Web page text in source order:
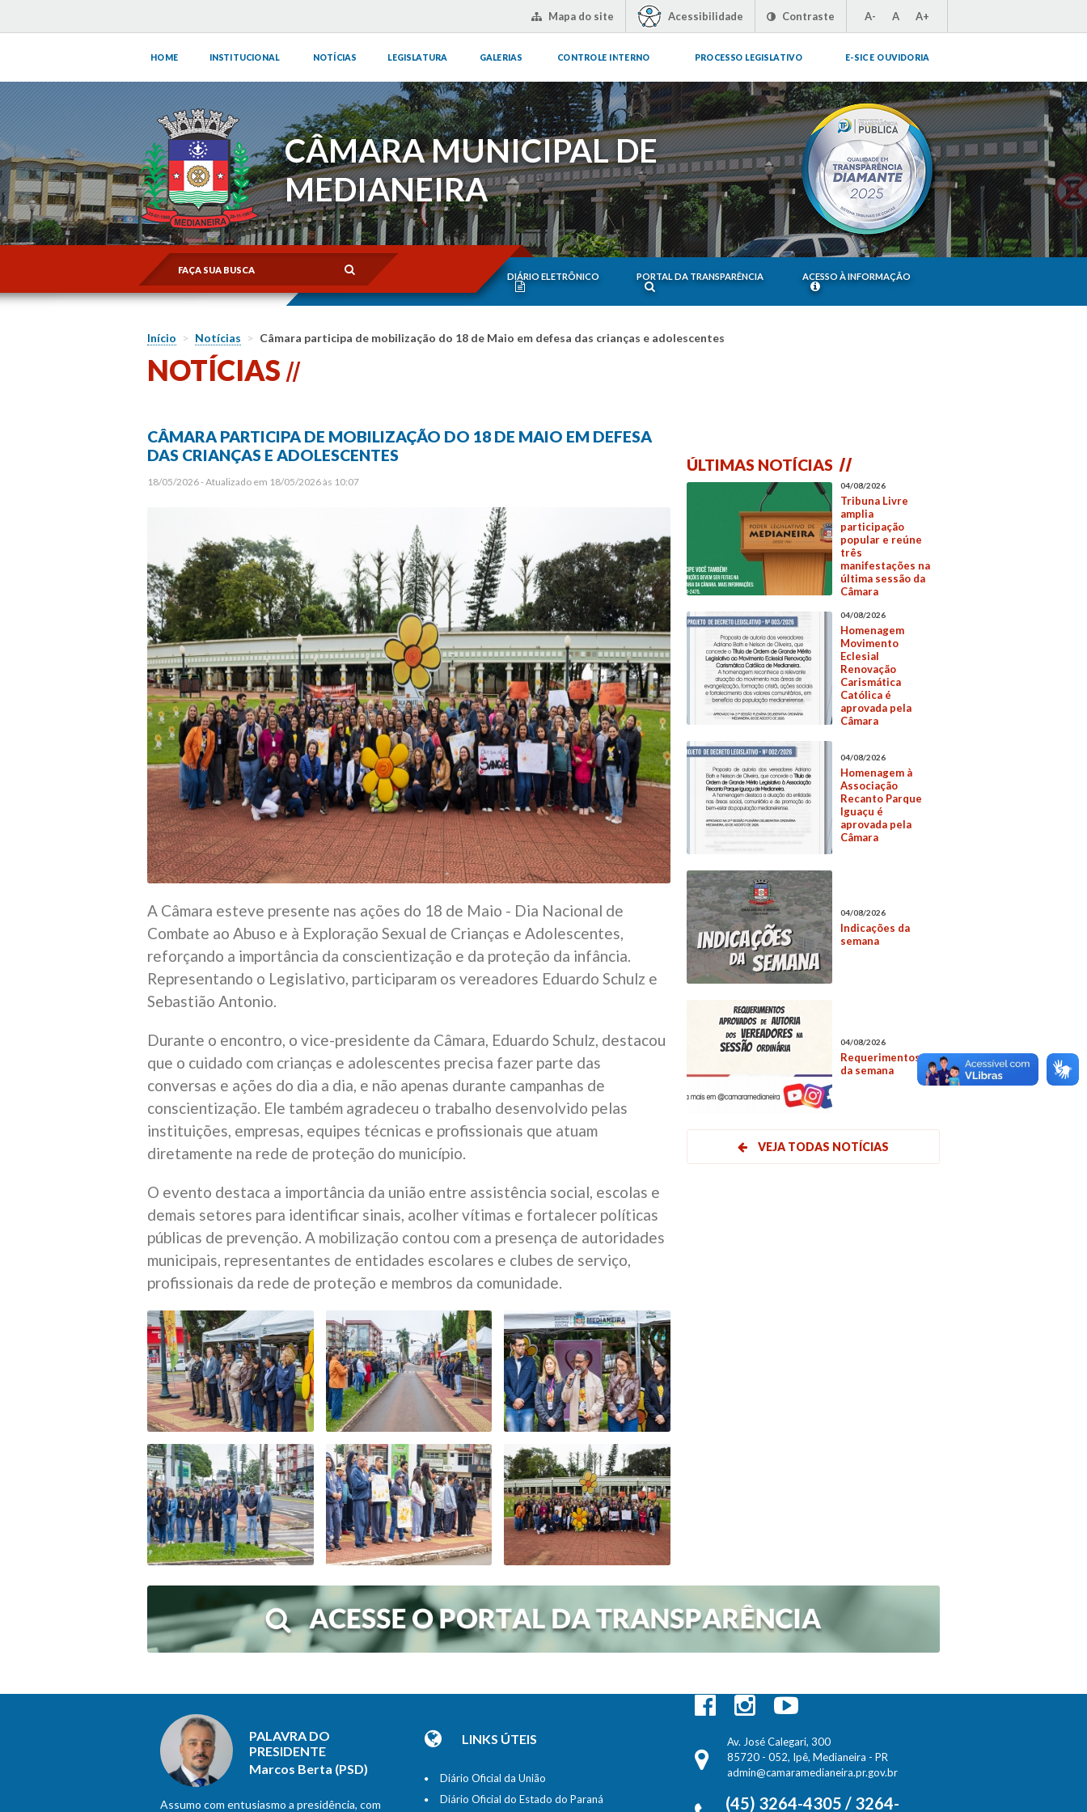
Mapa do site Acessibilidade Contraste A- A A+
HOME INSTITUCIONAL NOTÍCIAS LEGISLATURA GALERIAS CONTROLE INTERNO PROCESSO LEGISLATIVO E-SIC E OUVIDORIA
CÂMARA MUNICIPAL DE
MEDIANEIRA
DIÁRIO ELETRÔNICO PORTAL DA TRANSPARÊNCIA ACESSO À INFORMAÇÃO
Início > Notícias > Câmara participa de mobilização do 18 de Maio em defesa das crianças e adolescentes
NOTÍCIAS
CÂMARA PARTICIPA DE MOBILIZAÇÃO DO 18 DE MAIO EM DEFESA
DAS CRIANÇAS E ADOLESCENTES
18/05/2026 - Atualizado em 18/05/2026 às 10:07
A Câmara esteve presente nas ações do 18 de Maio - Dia Nacional de
Combate ao Abuso e à Exploração Sexual de Crianças e Adolescentes,
reforçando a importância da conscientização e da proteção da infância.
Representando o Legislativo, participaram os vereadores Eduardo Schulz e
Sebastião Antonio.
Durante o encontro, o vice-presidente da Câmara, Eduardo Schulz, destacou
que o cuidado com crianças e adolescentes precisa fazer parte das
conversas e ações do dia a dia, e não apenas durante campanhas de
conscientização. Ele também agradeceu o trabalho desenvolvido pelas
instituições, empresas, equipes técnicas e profissionais que atuam
diretamente na rede de proteção do município.
O evento destaca a importância da união entre assistência social, escolas e
demais setores para identificar sinais, acolher vítimas e fortalecer políticas
públicas de prevenção. A mobilização contou com a presença de autoridades
municipais, representantes de entidades escolares e clubes de serviço,
profissionais da rede de proteção e membros da comunidade.
ÚLTIMAS NOTÍCIAS
04/08/2026
Tribuna Livre
amplia
participação
popular e reúne
três
manifestações na
última sessão da
Câmara
04/08/2026
Homenagem
Movimento
Eclesial
Renovação
Carismática
Católica é
aprovada pela
Câmara
04/08/2026
Homenagem à
Associação
Recanto Parque
Iguaçu é
aprovada pela
Câmara
04/08/2026
Indicações da
semana
04/08/2026
Requerimentos
da semana
VEJA TODAS NOTÍCIAS
PALAVRA DO
PRESIDENTE
Marcos Berta (PSD)
Assumo com entusiasmo a presidência, com
LINKS ÚTEIS
Diário Oficial da União
Diário Oficial do Estado do Paraná
Av. José Calegari, 300
85720 - 052, Ipê, Medianeira - PR
admin@camaramedianeira.pr.gov.br
(45) 3264-4305 / 3264-